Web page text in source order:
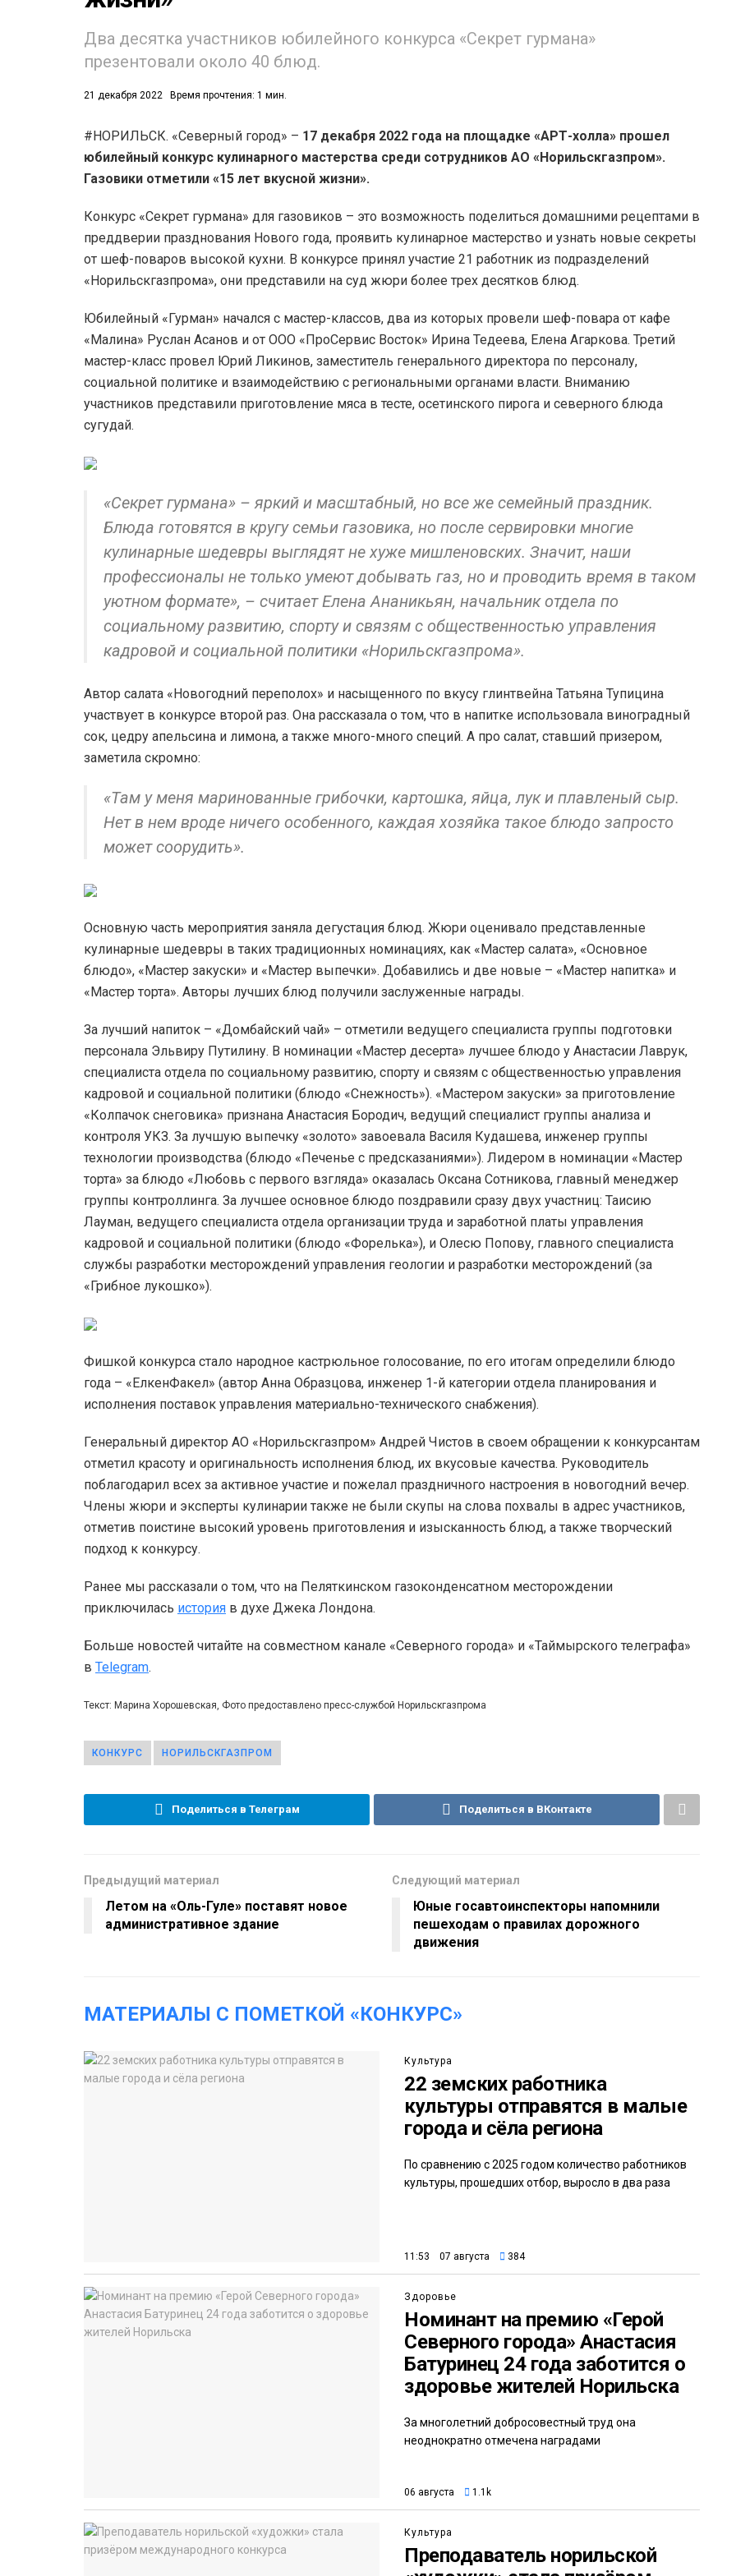
Два десятка участников юбилейного конкурса «Секрет гурмана»
презентовали около 40 блюд.
21 декабря 2022 Время прочтения: 1 мин.
#НОРИЛЬСК. «Северный город» – 17 декабря 2022 года на площадке «АРТ-холла» прошел
юбилейный конкурс кулинарного мастерства среди сотрудников АО «Норильскгазпром».
Газовики отметили «15 лет вкусной жизни».
Конкурс «Секрет гурмана» для газовиков – это возможность поделиться домашними рецептами в
преддверии празднования Нового года, проявить кулинарное мастерство и узнать новые секреты
от шеф-поваров высокой кухни. В конкурсе принял участие 21 работник из подразделений
«Норильскгазпрома», они представили на суд жюри более трех десятков блюд.
Юбилейный «Гурман» начался с мастер-классов, два из которых провели шеф-повара от кафе
«Малина» Руслан Асанов и от ООО «ПроСервис Восток» Ирина Тедеева, Елена Агаркова. Третий
мастер-класс провел Юрий Ликинов, заместитель генерального директора по персоналу,
социальной политике и взаимодействию с региональными органами власти. Вниманию
участников представили приготовление мяса в тесте, осетинского пирога и северного блюда
сугудай.
«Секрет гурмана» – яркий и масштабный, но все же семейный праздник.
Блюда готовятся в кругу семьи газовика, но после сервировки многие
кулинарные шедевры выглядят не хуже мишленовских. Значит, наши
профессионалы не только умеют добывать газ, но и проводить время в таком
уютном формате», – считает Елена Ананикьян, начальник отдела по
социальному развитию, спорту и связям с общественностью управления
кадровой и социальной политики «Норильскгазпрома».
Автор салата «Новогодний переполох» и насыщенного по вкусу глинтвейна Татьяна Тупицина
участвует в конкурсе второй раз. Она рассказала о том, что в напитке использовала виноградный
сок, цедру апельсина и лимона, а также много-много специй. А про салат, ставший призером,
заметила скромно:
«Там у меня маринованные грибочки, картошка, яйца, лук и плавленый сыр.
Нет в нем вроде ничего особенного, каждая хозяйка такое блюдо запросто
может соорудить».
Основную часть мероприятия заняла дегустация блюд. Жюри оценивало представленные
кулинарные шедевры в таких традиционных номинациях, как «Мастер салата», «Основное
блюдо», «Мастер закуски» и «Мастер выпечки». Добавились и две новые – «Мастер напитка» и
«Мастер торта». Авторы лучших блюд получили заслуженные награды.
За лучший напиток – «Домбайский чай» – отметили ведущего специалиста группы подготовки
персонала Эльвиру Путилину. В номинации «Мастер десерта» лучшее блюдо у Анастасии Лаврук,
специалиста отдела по социальному развитию, спорту и связям с общественностью управления
кадровой и социальной политики (блюдо «Снежность»). «Мастером закуски» за приготовление
«Колпачок снеговика» признана Анастасия Бородич, ведущий специалист группы анализа и
контроля УКЗ. За лучшую выпечку «золото» завоевала Василя Кудашева, инженер группы
технологии производства (блюдо «Печенье с предсказаниями»). Лидером в номинации «Мастер
торта» за блюдо «Любовь с первого взгляда» оказалась Оксана Сотникова, главный менеджер
группы контроллинга. За лучшее основное блюдо поздравили сразу двух участниц: Таисию
Лауман, ведущего специалиста отдела организации труда и заработной платы управления
кадровой и социальной политики (блюдо «Форелька»), и Олесю Попову, главного специалиста
службы разработки месторождений управления геологии и разработки месторождений (за
«Грибное лукошко»).
Фишкой конкурса стало народное кастрюльное голосование, по его итогам определили блюдо
года – «ЕлкенФакел» (автор Анна Образцова, инженер 1-й категории отдела планирования и
исполнения поставок управления материально-технического снабжения).
Генеральный директор АО «Норильскгазпром» Андрей Чистов в своем обращении к конкурсантам
отметил красоту и оригинальность исполнения блюд, их вкусовые качества. Руководитель
поблагодарил всех за активное участие и пожелал праздничного настроения в новогодний вечер.
Члены жюри и эксперты кулинарии также не были скупы на слова похвалы в адрес участников,
отметив поистине высокий уровень приготовления и изысканность блюд, а также творческий
подход к конкурсу.
Ранее мы рассказали о том, что на Пеляткинском газоконденсатном месторождении
приключилась история в духе Джека Лондона.
Больше новостей читайте на совместном канале «Северного города» и «Таймырского телеграфа»
в Telegram.
Текст: Марина Хорошевская, Фото предоставлено пресс-службой Норильскгазпрома
КОНКУРС НОРИЛЬСКГАЗПРОМ
Поделиться в Телеграм Поделиться в ВКонтакте
Предыдущий материал
Летом на «Оль-Гуле» поставят новое
административное здание
Следующий материал
Юные госавтоинспекторы напомнили
пешеходам о правилах дорожного
движения
МАТЕРИАЛЫ С ПОМЕТКОЙ «КОНКУРС»
Культура
22 земских работника
культуры отправятся в малые
города и сёла региона
По сравнению с 2025 годом количество работников
культуры, прошедших отбор, выросло в два раза
11:53 07 августа 384
Здоровье
Номинант на премию «Герой
Северного города» Анастасия
Батуринец 24 года заботится о
здоровье жителей Норильска
За многолетний добросовестный труд она
неоднократно отмечена наградами
06 августа 1.1k
Культура
Преподаватель норильской